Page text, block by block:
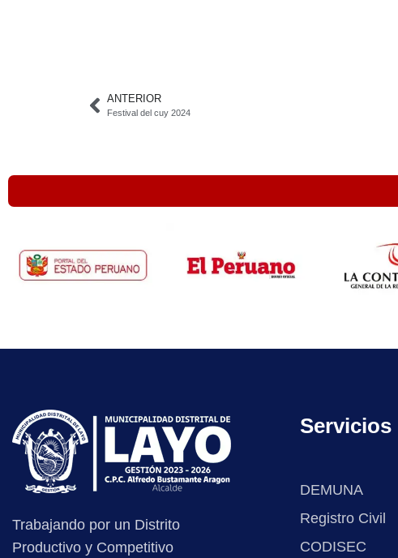
ANTERIOR
Festival del cuy 2024
Trabajando por un Distrito
Productivo y Competitivo
Servicios
DEMUNA
Registro Civil
CODISEC